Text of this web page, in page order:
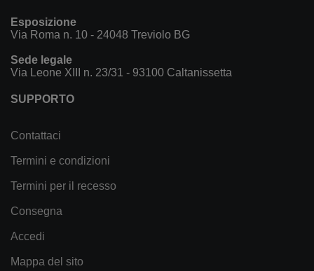
Esposizione
Via Roma n. 10 - 24048 Treviolo BG
Sede legale
Via Leone XIII n. 23/31 - 93100 Caltanissetta
SUPPORTO
Contattaci
Termini e condizioni
Termini per il recesso
Consegna
Accedi
Mappa del sito